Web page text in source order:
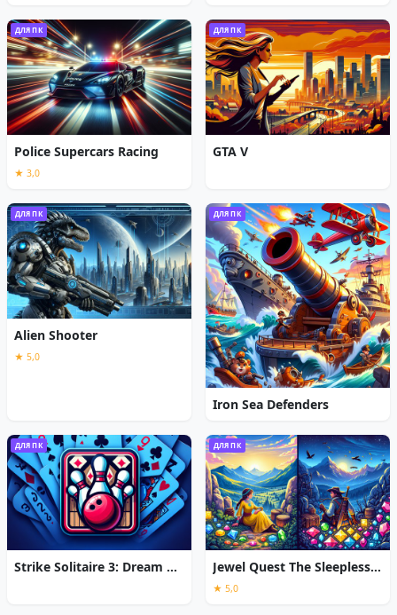
ДЛЯ ПК
Police Supercars Racing
★ 3,0
ДЛЯ ПК
GTA V
ДЛЯ ПК
Alien Shooter
★ 5,0
ДЛЯ ПК
Iron Sea Defenders
ДЛЯ ПК
Strike Solitaire 3: Dream Resort
ДЛЯ ПК
Jewel Quest The Sleepless Star
★ 5,0